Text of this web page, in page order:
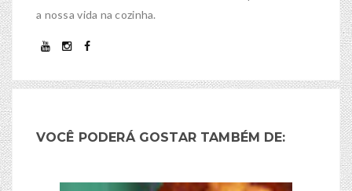
a nossa vida na cozinha.
VOCÊ PODERÁ GOSTAR TAMBÉM DE: